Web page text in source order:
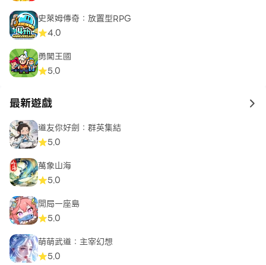
史萊姆傳奇：放置型RPG
4.0
勇闖王國
5.0
最新遊戲 to
道友你好劍：群英集結
5.0
萬象山海
5.0
開局一座島
5.0
萌萌武道：主宰幻想
5.0